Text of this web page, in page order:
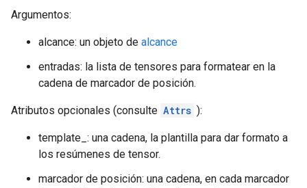
Argumentos:
alcance: un objeto de alcance
entradas: la lista de tensores para formatear en la
cadena de marcador de posición.
Atributos opcionales (consulte Attrs ):
template_: una cadena, la plantilla para dar formato a
los resúmenes de tensor.
marcador de posición: una cadena, en cada marcador